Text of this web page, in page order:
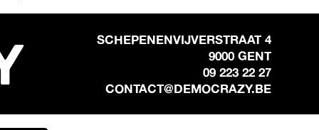
SCHEPENENVIJVERSTRAAT 4
9000 GENT
09 223 22 27
CONTACT@DEMOCRAZY.BE